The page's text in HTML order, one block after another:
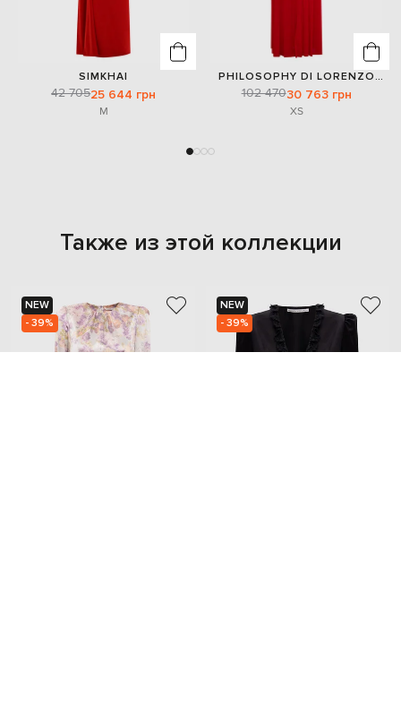
SIMKHAI
42 70525 644 грн
M
PHILOSOPHY DI LORENZO
SERAFINI
102 47030 763 грн
XS
Также из этой коллекции
NEW
- 39%
NEW
- 39%